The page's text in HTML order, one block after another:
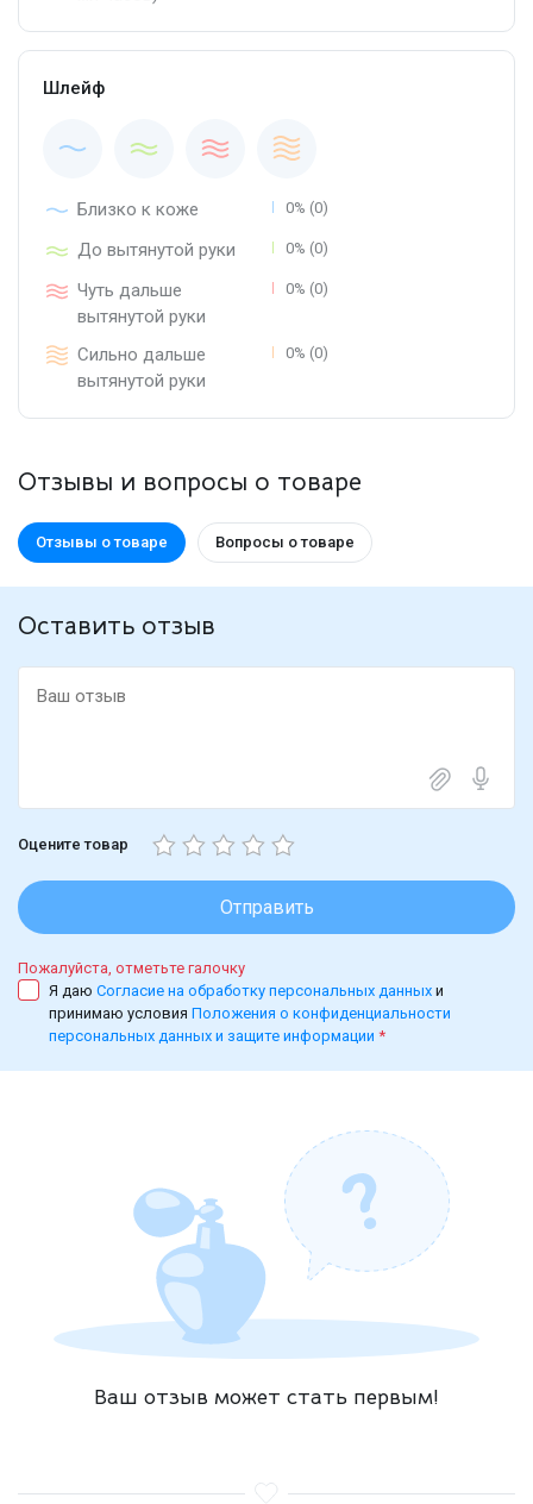
Шлейф
Близко к коже 0% (0)
До вытянутой руки 0% (0)
Чуть дальше
вытянутой руки
0% (0)
Сильно дальше
вытянутой руки
0% (0)
Отзывы и вопросы о товаре
Отзывы о товаре Вопросы о товаре
Оставить отзыв
Оцените товар
Отправить
Пожалуйста, отметьте галочку
Я даю Согласие на обработку персональных данных и
принимаю условия Положения о конфиденциальности
персональных данных и защите информации *
Ваш отзыв может стать первым!